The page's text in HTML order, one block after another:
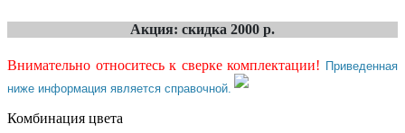
Акция: скидка 2000 р.
Внимательно относитесь к сверке комплектации! Приведенная
ниже информация является справочной.
Комбинация цвета